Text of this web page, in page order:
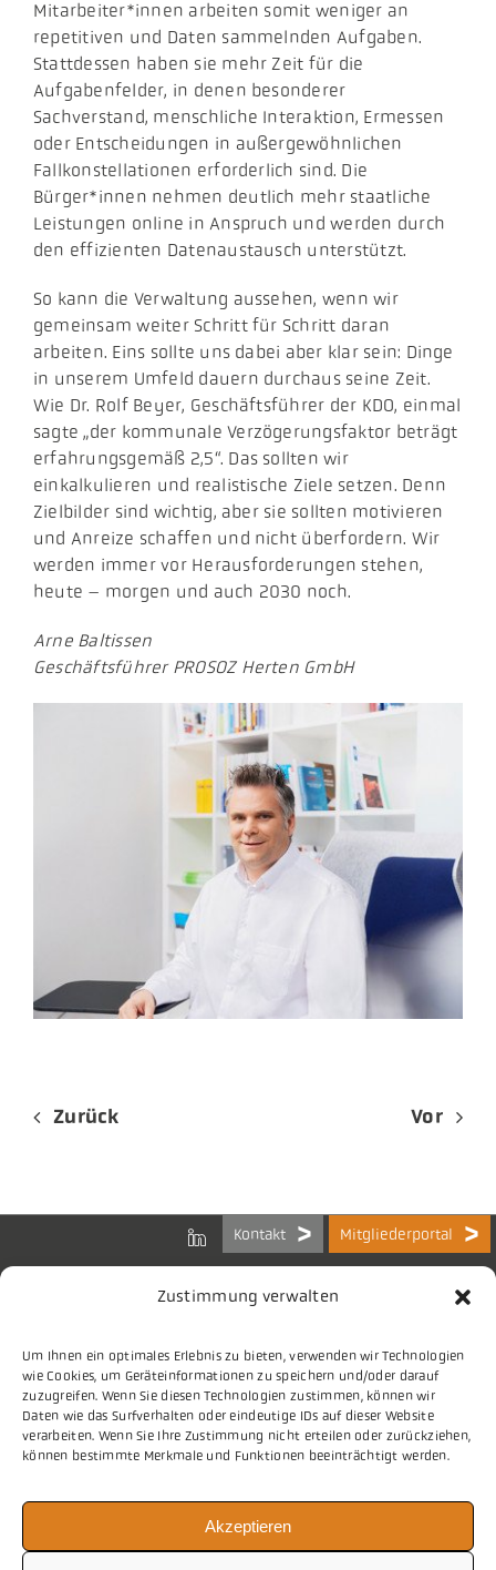
Zustimmung verwalten
Um Ihnen ein optimales Erlebnis zu bieten, verwenden wir Technologien
wie Cookies, um Geräteinformationen zu speichern und/oder darauf
zuzugreifen. Wenn Sie diesen Technologien zustimmen, können wir
Daten wie das Surfverhalten oder eindeutige IDs auf dieser Website
verarbeiten. Wenn Sie Ihre Zustimmung nicht erteilen oder zurückziehen,
können bestimmte Merkmale und Funktionen beeinträchtigt werden.
Akzeptieren
Mitarbeiter*innen arbeiten somit weniger an
repetitiven und Daten sammelnden Aufgaben.
Stattdessen haben sie mehr Zeit für die
Aufgabenfelder, in denen besonderer
Sachverstand, menschliche Interaktion, Ermessen
oder Entscheidungen in außergewöhnlichen
Fallkonstellationen erforderlich sind. Die
Bürger*innen nehmen deutlich mehr staatliche
Leistungen online in Anspruch und werden durch
den effizienten Datenaustausch unterstützt.
So kann die Verwaltung aussehen, wenn wir
gemeinsam weiter Schritt für Schritt daran
arbeiten. Eins sollte uns dabei aber klar sein: Dinge
in unserem Umfeld dauern durchaus seine Zeit.
Wie Dr. Rolf Beyer, Geschäftsführer der KDO, einmal
sagte „der kommunale Verzögerungsfaktor beträgt
erfahrungsgemäß 2,5“. Das sollten wir
einkalkulieren und realistische Ziele setzen. Denn
Zielbilder sind wichtig, aber sie sollten motivieren
und Anreize schaffen und nicht überfordern. Wir
werden immer vor Herausforderungen stehen,
heute – morgen und auch 2030 noch.
Arne Baltissen
Geschäftsführer PROSOZ Herten GmbH
Zurück Vor
Kontakt Mitgliederportal
Bundes-Arbeitsgemeinschaft
der Kommunalen IT-Dienstleister e.V.
Charlottenstraße 65
10117 Berlin
Tel.030 2063 156 0
info@vitako.de